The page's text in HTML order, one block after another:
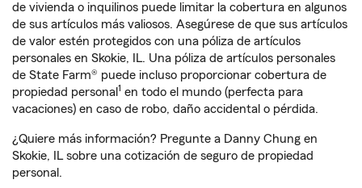
de vivienda o inquilinos puede limitar la cobertura en algunos
de sus artículos más valiosos. Asegúrese de que sus artículos
de valor estén protegidos con una póliza de artículos
personales en Skokie, IL. Una póliza de artículos personales
de State Farm® puede incluso proporcionar cobertura de
propiedad personal 1 en todo el mundo (perfecta para
vacaciones) en caso de robo, daño accidental o pérdida.
¿Quiere más información? Pregunte a Danny Chung en
Skokie, IL sobre una cotización de seguro de propiedad
personal.